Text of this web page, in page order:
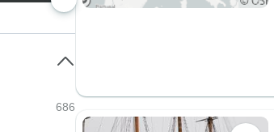
686